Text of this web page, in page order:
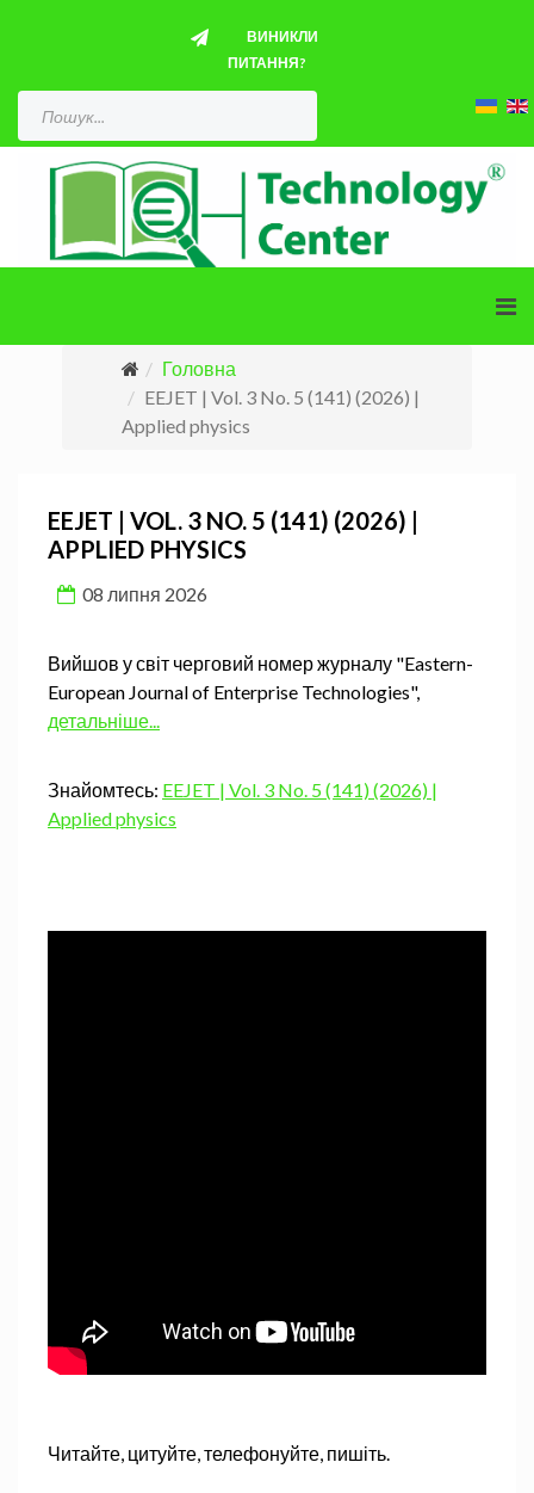
ВИНИКЛИ
ПИТАННЯ?
Головна
EEJET | Vol. 3 No. 5 (141) (2026) |
Applied physics
EEJET | VOL. 3 NO. 5 (141) (2026) |
APPLIED PHYSICS
08 липня 2026
Вийшов у світ черговий номер журналу "Eastern-
European Journal of Enterprise Technologies",
детальніше...
Знайомтесь: EEJET | Vol. 3 No. 5 (141) (2026) |
Applied physics
Читайте, цитуйте, телефонуйте, пишіть.